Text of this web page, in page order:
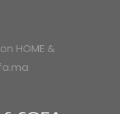
HOME &